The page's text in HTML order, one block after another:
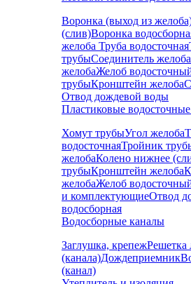
Воронка (выход из
(слив)Воронка
желоба Труба водосточная
трубыСоединитель желоба
желобаЖелоб
трубыКронштейн желоба
Отвод дождевой воды
Пластиковые
Хомут трубыУгол желоба
водосточнаяТройник
желобаКолено нижнее
трубыКронштейн желоба
желобаЖелоб
и комплектующиеОтвод
водосборная
Водосборные каналы
Заглушка, крепежРешетка
(канала)Дождеприемник
(канал)